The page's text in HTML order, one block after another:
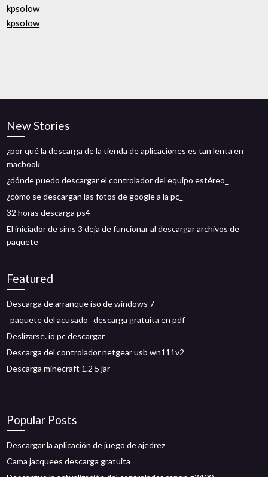
kpsolow
kpsolow
New Stories
¿por qué la descarga de la tienda de aplicaciones es tan lenta en
macbook_
¿dónde puedo descargar el controlador del equipo estéreo_
¿cómo se descargan las fotos de google a la pc_
32 horas descarga ps4
El iniciador de sims 3 deja de funcionar al descargar archivos de
paquete
Featured
Descarga de arranque iso de windows 7
_paquete del acusado_ descarga gratuita en pdf
Deslizarse. io pc descargar
Descarga del controlador netgear usb wn111v2
Descarga minecraft 1.2 5 jar
Popular Posts
Descargar la aplicación de juego de ajedrez
Cama jacquees descarga gratuita